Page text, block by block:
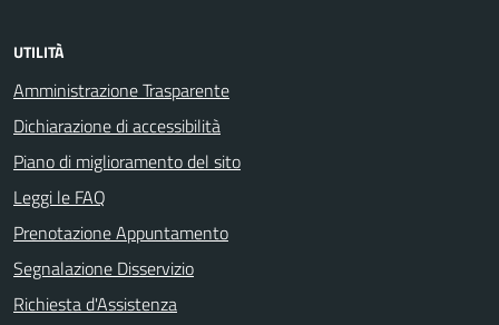
UTILITÀ
Amministrazione Trasparente
Dichiarazione di accessibilità
Piano di miglioramento del sito
Leggi le FAQ
Prenotazione Appuntamento
Segnalazione Disservizio
Richiesta d'Assistenza